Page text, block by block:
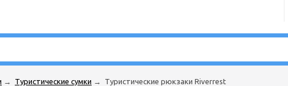
→ Туристические сумки → Туристические рюкзаки Riverrest